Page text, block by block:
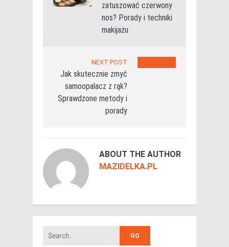
zatuszować czerwony
nos? Porady i techniki
makijażu
NEXT POST
Jak skutecznie zmyć
samoopalacz z rąk?
Sprawdzone metody i
porady
ABOUT THE AUTHOR
MAZIDELKA.PL